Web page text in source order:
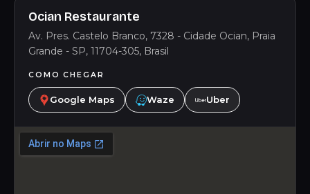
Ocian Restaurante
Av. Pres. Castelo Branco, 7328 - Cidade Ocian, Praia
Grande - SP, 11704-305, Brasil
COMO CHEGAR
Google Maps Waze Uber